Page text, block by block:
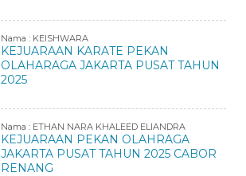
Nama : KEISHWARA
KEJUARAAN KARATE PEKAN
OLAHARAGA JAKARTA PUSAT TAHUN
2025
Nama : ETHAN NARA KHALEED ELIANDRA
KEJUARAAN PEKAN OLAHRAGA
JAKARTA PUSAT TAHUN 2025 CABOR
RENANG